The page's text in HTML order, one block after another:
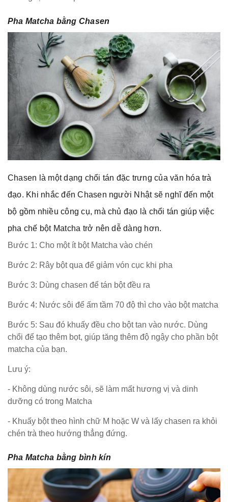
Pha Matcha bằng Chasen
Chasen là một dạng chổi tán đặc trưng của văn hóa trà
đạo. Khi nhắc đến Chasen người Nhật sẽ nghĩ đến một
bộ gồm nhiều công cụ, mà chủ đạo là chổi tán giúp việc
pha chế bột Matcha trở nên dễ dàng hơn.
Bước 1: Cho một ít bột Matcha vào chén
Bước 2: Rây bột qua để giảm vón cục khi pha
Bước 3: Dùng chasen để tán bột đều ra
Bước 4: Nước sôi để ấm tầm 70 độ thì cho vào bột matcha
Bước 5: Sau đó khuấy đều cho bột tan vào nước. Dùng
chổi để tạo thêm bọt, giúp tăng thêm độ ngậy cho phần bột
matcha của bạn.
Lưu ý:
- Không dùng nước sôi, sẽ làm mất hương vị và dinh
dưỡng có trong Matcha
- Khuấy bột theo hình chữ M hoặc W và lấy chasen ra khỏi
chén trà theo hướng thẳng đứng.
Pha Matcha bằng bình kín